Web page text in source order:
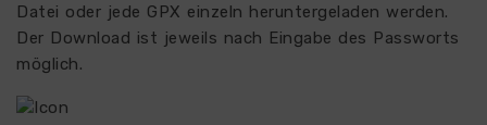
Datei oder jede GPX einzeln heruntergeladen werden.
Der Download ist jeweils nach Eingabe des Passworts
möglich.